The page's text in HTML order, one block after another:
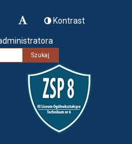
Kontrast